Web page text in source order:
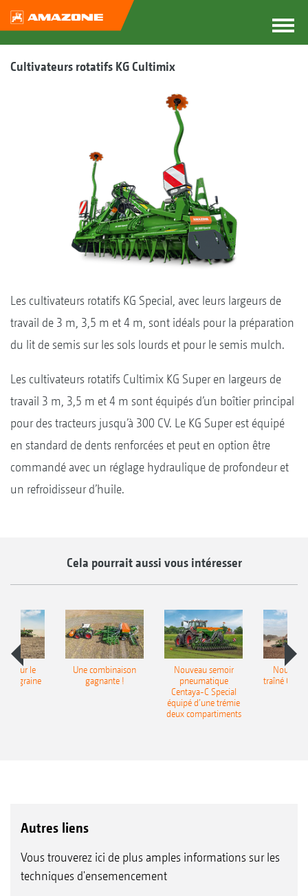
Cultivateurs rotatifs KG Cultimix
Les cultivateurs rotatifs KG Special, avec leurs largeurs de
travail de 3 m, 3,5 m et 4 m, sont idéals pour la préparation
du lit de semis sur les sols lourds et pour le semis mulch.
Les cultivateurs rotatifs Cultimix KG Super en largeurs de
travail 3 m, 3,5 m et 4 m sont équipés d’un boîtier principal
pour des tracteurs jusqu’à 300 CV. Le KG Super est équipé
en standard de dents renforcées et peut en option être
commandé avec un réglage hydraulique de profondeur et
un refroidisseur d’huile.
Cela pourrait aussi vous intéresser
pour le
Une combinaison
gagnante !
Nouveau semoir
pneumatique
Centaya-C Special
équipé d’une trémie
deux compartiments
traîné
Autres liens
Vous trouverez ici de plus amples informations sur les
techniques d'ensemencement